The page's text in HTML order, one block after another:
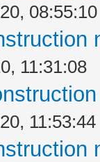
08:55:10
11:31:08
11:53:44